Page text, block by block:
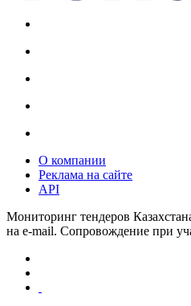
О компании
Реклама на сайте
API
Мониторинг тендеров
на e-mail. Сопровождение при